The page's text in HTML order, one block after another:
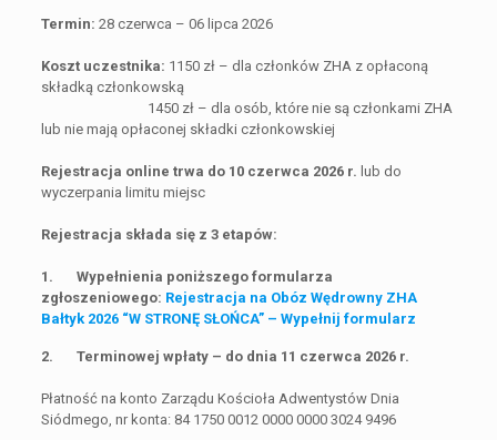
Termin: 28 czerwca – 06 lipca 2026
Koszt uczestnika: 1150 zł – dla członków ZHA z opłaconą
składką członkowską
1450 zł – dla osób, które nie są członkami ZHA
lub nie mają opłaconej składki członkowskiej
Rejestracja online trwa do 10 czerwca 2026 r. lub do
wyczerpania limitu miejsc
Rejestracja składa się z 3 etapów:
1. Wypełnienia poniższego formularza
zgłoszeniowego: Rejestracja na Obóz Wędrowny ZHA
Bałtyk 2026 “W STRONĘ SŁOŃCA” – Wypełnij formularz
2. Terminowej wpłaty – do dnia 11 czerwca 2026 r.
Płatność na konto Zarządu Kościoła Adwentystów Dnia
Siódmego, nr konta: 84 1750 0012 0000 0000 3024 9496